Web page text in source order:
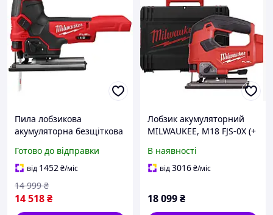
Пила лобзикова
акумуляторна безщіткова
грибоподібною
рукояткою MILWAUKEE
(без акумулятору та
зарядного
Готово до відправки
від 1452₴/міс
14 518₴
14 999 ₴
Лобзик акумуляторний
MILWAUKEE, M18 FJS-0X (+
насадка, накладка
підошви, HD кейс)
В наявності
від3016₴/міс
18 099₴